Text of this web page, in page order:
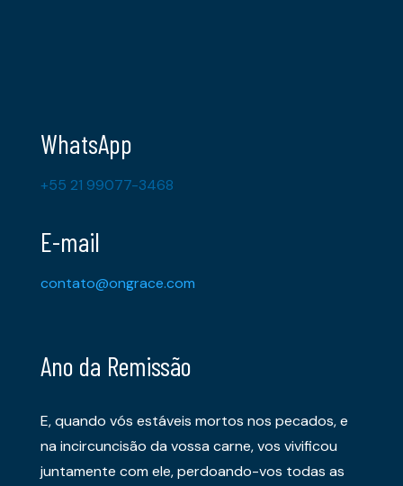
WhatsApp
+55 21 99077-3468
E-mail
contato@ongrace.com
Ano da Remissão
E, quando vós estáveis mortos nos pecados, e
na incircuncisão da vossa carne, vos vivificou
juntamente com ele, perdoando-vos todas as